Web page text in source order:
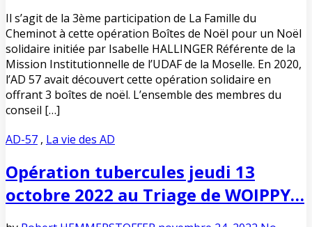
Il s’agit de la 3ème participation de La Famille du
Cheminot à cette opération Boîtes de Noël pour un Noël
solidaire initiée par Isabelle HALLINGER Référente de la
Mission Institutionnelle de l’UDAF de la Moselle. En 2020,
l’AD 57 avait découvert cette opération solidaire en
offrant 3 boîtes de noël. L’ensemble des membres du
conseil […]
AD-57 , La vie des AD
Opération tubercules jeudi 13
octobre 2022 au Triage de WOIPPY…